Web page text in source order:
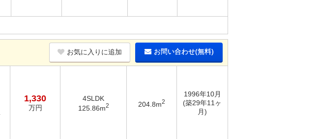
お気に入りに追加 お問い合わせ(無料)
1,330
万円
4SLDK
125.86m2 204.8m2
1996年10月
(築29年11ヶ
月)